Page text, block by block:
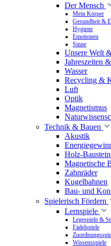
Der Mensch
Mein Körper
Gesundheit &
Hygiene
Emotionen
Sinne
Unsere Welt
Jahreszeiten
Wasser
Recycling &
Luft
Optik
Magnetismus
Technik & Bauen
Akustik
Holz-
Magnetische
Zahnräder
Kugelbahnen
Bau- und
Spielerisch Fördern
Lernspiele
Legespiele &
Fädelspiele
Wissensspiele